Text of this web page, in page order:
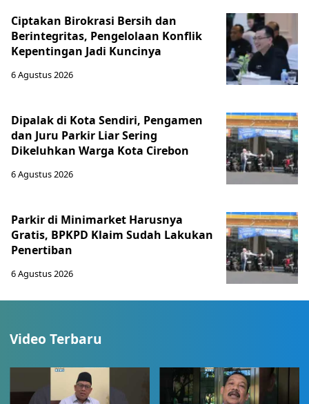
Ciptakan Birokrasi Bersih dan
Berintegritas, Pengelolaan Konflik
Kepentingan Jadi Kuncinya
6 Agustus 2026
Dipalak di Kota Sendiri, Pengamen
dan Juru Parkir Liar Sering
Dikeluhkan Warga Kota Cirebon
6 Agustus 2026
Parkir di Minimarket Harusnya
Gratis, BPKPD Klaim Sudah Lakukan
Penertiban
6 Agustus 2026
Video Terbaru